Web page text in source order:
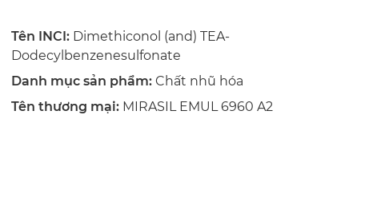
Tên INCI: Dimethiconol (and) TEA-
Dodecylbenzenesulfonate
Danh mục sản phẩm: Chất nhũ hóa
Tên thương mại: MIRASIL EMUL 6960 A2